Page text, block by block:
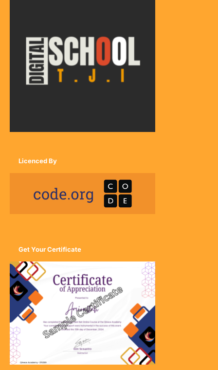
Licenced By
Get Your Certificate